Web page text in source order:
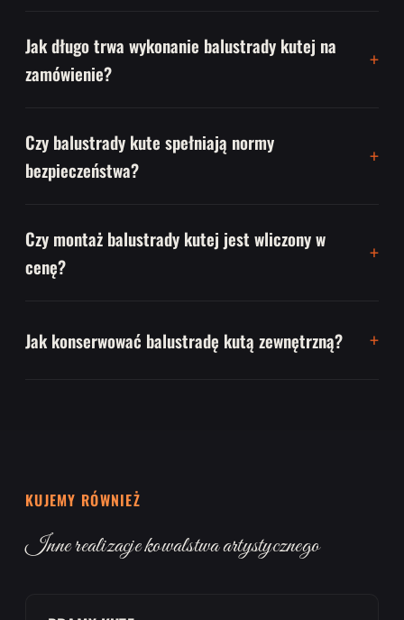
Jak długo trwa wykonanie balustrady kutej na
zamówienie?
Czy balustrady kute spełniają normy
bezpieczeństwa?
Czy montaż balustrady kutej jest wliczony w
cenę?
Jak konserwować balustradę kutą zewnętrzną?
KUJEMY RÓWNIEŻ
Inne realizacje kowalstwa artystycznego